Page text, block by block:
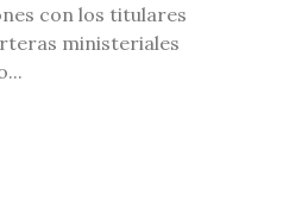
con los titulares
ministeriales